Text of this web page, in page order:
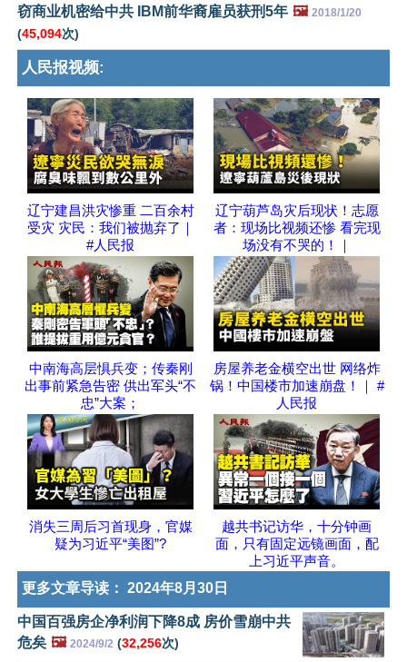
窃商业机密给中共 IBM前华裔雇员获刑5年 🖼️ 2018/1/20
(45,094次)
人民报视频:
辽宁建昌洪灾惨重 二百余村
受灾 灾民：我们被抛弃了｜
#人民报
辽宁葫芦岛灾后现状！志愿
者：现场比视频还惨 看完现
场没有不哭的！｜
中南海高层惧兵变；传秦刚
出事前紧急告密 供出军头“不
忠”大案；
房屋养老金横空出世 网络炸
锅！中国楼市加速崩盘！｜ #
人民报
消失三周后习首现身，官媒
疑为习近平“美图”?
越共书记访华，十分钟画
面，只有固定远镜画面，配
上习近平声音。
更多文章导读： 2024年8月30日
中国百强房企净利润下降8成 房价雪崩中共
危矣 🖼️ 2024/9/2 (32,256次)